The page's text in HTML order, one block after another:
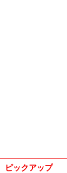
ピックアップ